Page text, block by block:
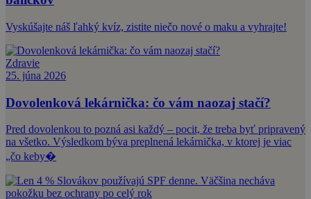
Vyskúšajte náš ľahký kvíz, zistite niečo nové o maku a vyhrajte!
Zdravie
25. júna 2026
Dovolenková lekárnička: čo vám naozaj stačí?
Pred dovolenkou to pozná asi každý – pocit, že treba byť pripravený
na všetko. Výsledkom býva preplnená lekárnička, v ktorej je viac
„čo keby�